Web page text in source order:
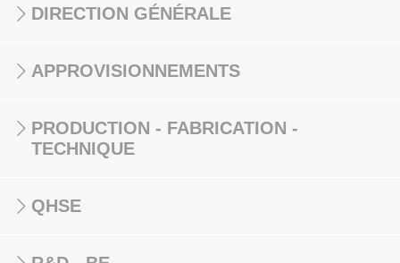
DIRECTION GÉNÉRALE
APPROVISIONNEMENTS
PRODUCTION - FABRICATION -
TECHNIQUE
QHSE